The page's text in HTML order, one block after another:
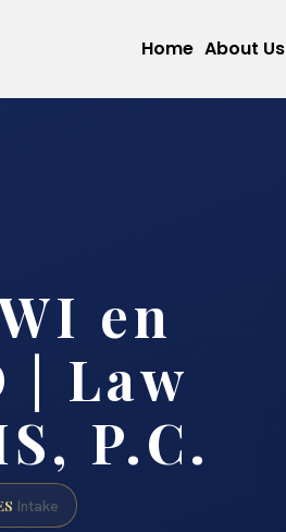
Home About Us
en
| Law
P.C.
Intake